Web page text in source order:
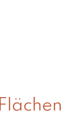
Flächen